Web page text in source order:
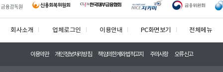
회사소개 업체로그인 이용안내 PC화면보기 전체메뉴
이용약관 개인정보처리방침 책임의한계와법적고지 주의사항 오류신고